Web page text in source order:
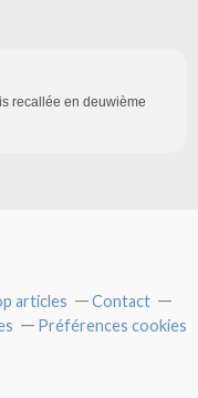
recallée en deuwième
articles
Contact
Préférences cookies